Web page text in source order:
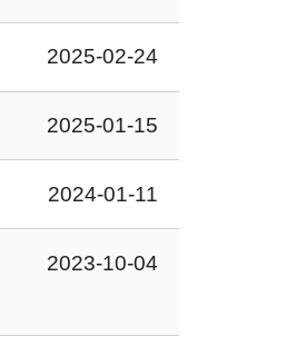
2025-02-24
2025-01-15
2024-01-11
2023-10-04